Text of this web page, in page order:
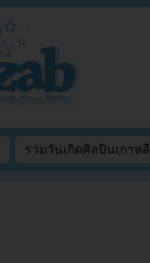
รวมวันเกิดศิลปินเกาหลี